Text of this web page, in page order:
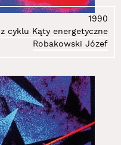
1990
z cyklu Kąty energetyczne
Robakowski Józef